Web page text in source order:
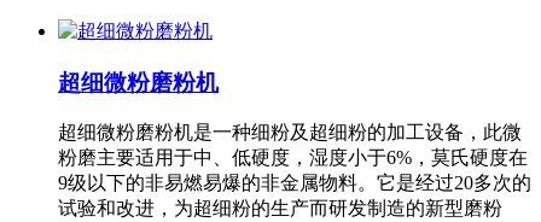
超细微粉磨粉机
超细微粉磨粉机是一种细粉及超细粉的加工设备，此微
粉磨主要适用于中、低硬度，湿度小于6%，莫氏硬度在
9级以下的非易燃易爆的非金属物料。它是经过20多次的
试验和改进，为超细粉的生产而研发制造的新型磨粉